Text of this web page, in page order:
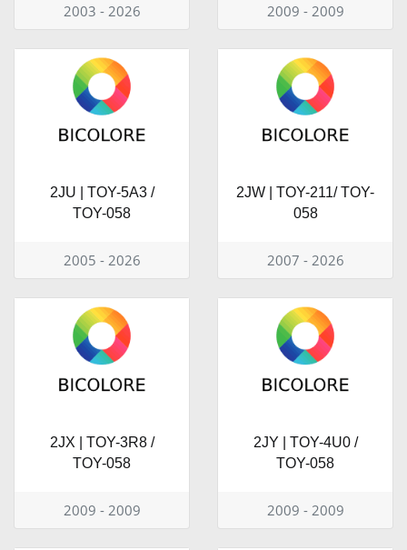
2003 - 2026 2009 - 2009
2JU | TOY-5A3 /
TOY-058
2005 - 2026
2JW | TOY-211/ TOY-
058
2007 - 2026
2JX | TOY-3R8 /
TOY-058
2009 - 2009
2JY | TOY-4U0 /
TOY-058
2009 - 2009